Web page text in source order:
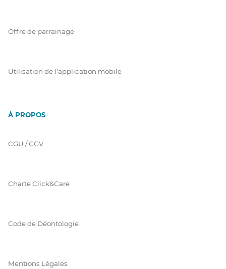
Offre de parrainage
Utilisation de l'application mobile
À PROPOS
CGU / GGV
Charte Click&Care
Code de Déontologie
Mentions Légales